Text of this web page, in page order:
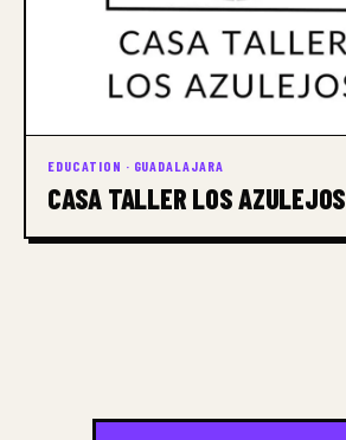
EDUCATION · GUADALAJARA
CASA TALLER LOS AZULEJOS